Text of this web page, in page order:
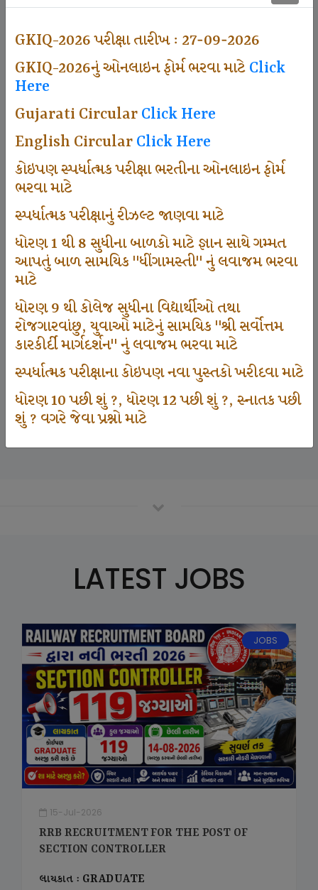
GKIQ-2026 પરીક્ષા તારીખ : 27-09-2026
GKIQ-2026નું ઓનલાઇન ફોર્મ ભરવા માટેClick
Here
Gujarati CircularClick Here
English CircularClick Here
કોઇપણ સ્પર્ધાત્મક પરીક્ષા ભરતીના ઓનલાઇન ફોર્મ
ભરવા માટે
સ્પર્ધાત્મક પરીક્ષાનું રીઝલ્ટ જાણવા માટે
ધોરણ 1 થી 8 સુધીના બાળકો માટે જ્ઞાન સાથે ગમ્મત
આપતું બાળ સામયિક "ધીંગામસ્તી" નું લવાજમ ભરવા
માટે
ધોરણ 9 થી કોલેજ સુધીના વિદ્યાર્થીઓ તથા
રોજગારવાંછુ, યુવાઓ માટેનું સામયિક "શ્રી સર્વોત્તમ
કારકીર્દી માર્ગદર્શન" નું લવાજમ ભરવા માટે
સ્પર્ધાત્મક પરીક્ષાના કોઇપણ નવા પુસ્તકો ખરીદવા માટે
ધોરણ 10 પછી શું ?, ધોરણ 12 પછી શું ?, સ્નાતક પછી
શું ? વગરે જેવા પ્રશ્નો માટે
500
Dhingamasti Subscription
671
1000
Participate School In GKIQ
125000
LATEST JOBS
JOBS
15-Jul-2026
RRB RECRUITMENT FOR THE POST OF
SECTION CONTROLLER
લાયકાત : GRADUATE